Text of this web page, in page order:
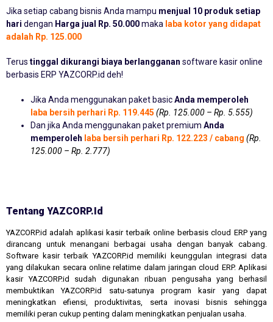
Jika setiap cabang bisnis Anda mampu menjual 10 produk setiap
hari dengan Harga jual Rp. 50.000maka laba kotor yang didapat
adalah Rp. 125.000
Terus tinggal dikurangi biaya berlangganan software kasir online
berbasis ERP YAZCORP.id deh!
Jika Anda menggunakan paket basicAnda memperoleh
laba bersih perhari Rp. 119.445 (Rp. 125.000 – Rp. 5.555)
Dan jika Anda menggunakan paket premium Anda
memperoleh laba bersih perhari Rp. 122.223 / cabang (Rp.
125.000 – Rp. 2.777)
Tentang YAZCORP.id
YAZCORP.id adalah aplikasi kasir terbaik online berbasis cloud ERP yang
dirancang untuk menangani berbagai usaha dengan banyak cabang.
Software kasir terbaik YAZCORP.id memiliki keunggulan integrasi data
yang dilakukan secara online relatime dalam jaringan cloud ERP. Aplikasi
kasir YAZCORP.id sudah digunakan ribuan pengusaha yang berhasil
membuktikan YAZCORP.id satu-satunya program kasir yang dapat
meningkatkan efiensi, produktivitas, serta inovasi bisnis sehingga
memiliki peran cukup penting dalam meningkatkan penjualan usaha.